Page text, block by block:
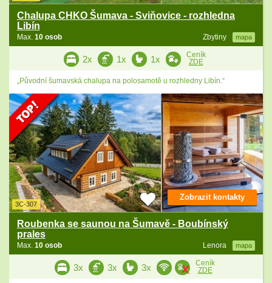
Chalupa CHKO Šumava - Sviňovice - rozhledna
Libín
Zbytiny mapa
Max. 10 osob
2x 1x 1x
Ceník
ZDE
„Původní šumavská chalupa na polosamotě u rozhledny Libín.“
3C-307
Roubenka se saunou na Šumavě - Boubínský
prales
Lenora mapa
Max. 10 osob
Zobrazit kontakty
3x 3x 3x
Ceník
ZDE